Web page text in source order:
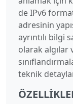
de IPv6
adresinin
ayrıntılı bilgi
olarak algılar
teknik